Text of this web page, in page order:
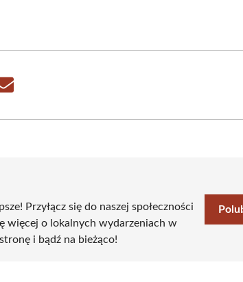
Share
Przyłącz się do naszej społeczności
więcej o lokalnych wydarzeniach w
i bądź na bieżąco!